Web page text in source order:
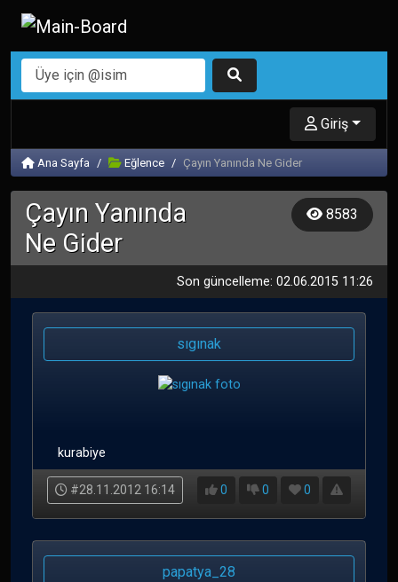
Giriş
Ana Sayfa Eğlence Çayın Yanında Ne Gider
Çayın Yanında
Ne Gider
8583
Son güncelleme: 02.06.2015 11:26
sıgınak
kurabiye
#28.11.2012 16:14 0 0 0
papatya_28